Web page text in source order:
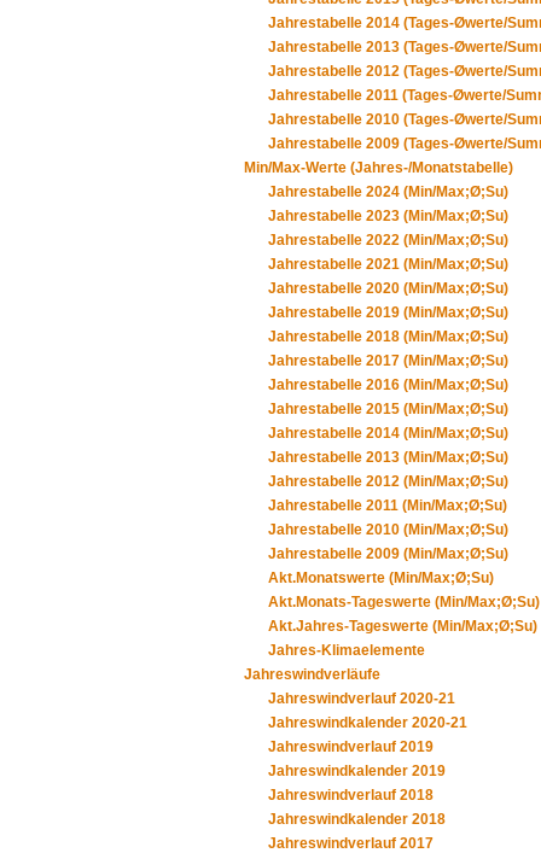
Jahrestabelle 2014 (Tages-Øwerte/
Jahrestabelle 2013 (Tages-Øwerte/
Jahrestabelle 2012 (Tages-Øwerte/
Jahrestabelle 2011 (Tages-Øwerte/
Jahrestabelle 2010 (Tages-Øwerte/
Jahrestabelle 2009 (Tages-Øwerte/
Min/Max-Werte (Jahres-/Monatstabelle)
Jahrestabelle 2024 (Min/Max;Ø;Su)
Jahrestabelle 2023 (Min/Max;Ø;Su)
Jahrestabelle 2022 (Min/Max;Ø;Su)
Jahrestabelle 2021 (Min/Max;Ø;Su)
Jahrestabelle 2020 (Min/Max;Ø;Su)
Jahrestabelle 2019 (Min/Max;Ø;Su)
Jahrestabelle 2018 (Min/Max;Ø;Su)
Jahrestabelle 2017 (Min/Max;Ø;Su)
Jahrestabelle 2016 (Min/Max;Ø;Su)
Jahrestabelle 2015 (Min/Max;Ø;Su)
Jahrestabelle 2014 (Min/Max;Ø;Su)
Jahrestabelle 2013 (Min/Max;Ø;Su)
Jahrestabelle 2012 (Min/Max;Ø;Su)
Jahrestabelle 2011 (Min/Max;Ø;Su)
Jahrestabelle 2010 (Min/Max;Ø;Su)
Jahrestabelle 2009 (Min/Max;Ø;Su)
Akt.Monatswerte (Min/Max;Ø;Su)
Akt.Monats-Tageswerte (Min/Max;Ø;Su)
Akt.Jahres-Tageswerte (Min/Max;Ø;Su)
Jahres-Klimaelemente
Jahreswindverläufe
Jahreswindverlauf 2020-21
Jahreswindkalender 2020-21
Jahreswindverlauf 2019
Jahreswindkalender 2019
Jahreswindverlauf 2018
Jahreswindkalender 2018
Jahreswindverlauf 2017